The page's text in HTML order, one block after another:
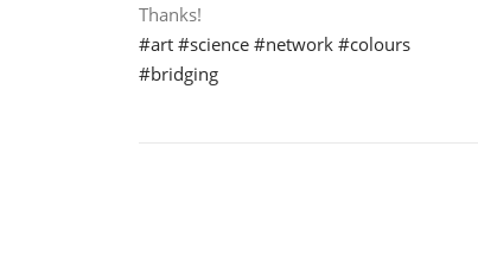
Thanks!
#art #science #network #colours
#bridging